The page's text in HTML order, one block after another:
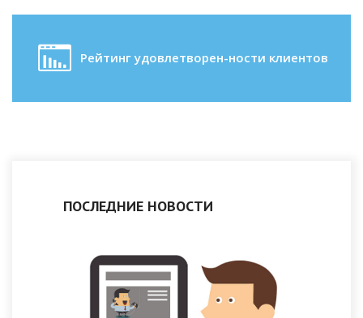
Рейтинг удовлетворен-ности клиентов
ПОСЛЕДНИЕ НОВОСТИ